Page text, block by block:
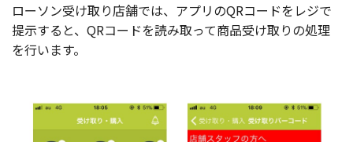
ローソン受け取り店舗では、アプリのQRコードをレジで
提示すると、QRコードを読み取って商品受け取りの処理
を行います。